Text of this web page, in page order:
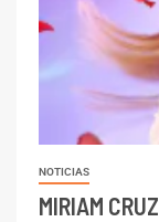
NOTICIAS
MIRIAM